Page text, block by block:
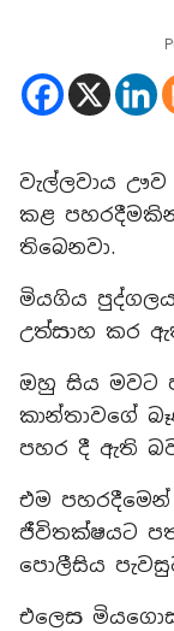
වැල්ලවාය ඌව
කළ
තිබෙනවා.
මියගිය
උත්සාහ කර
ඔහු සිය මවට
කාන්තාවගේ
පහර දී ඇති
එම
ජීවිතක්ෂයට
පොලීසිය
එලෙස